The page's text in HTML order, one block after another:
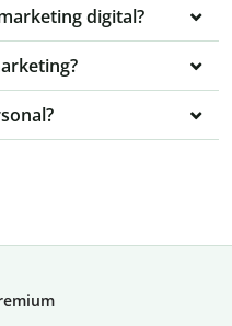
digital?